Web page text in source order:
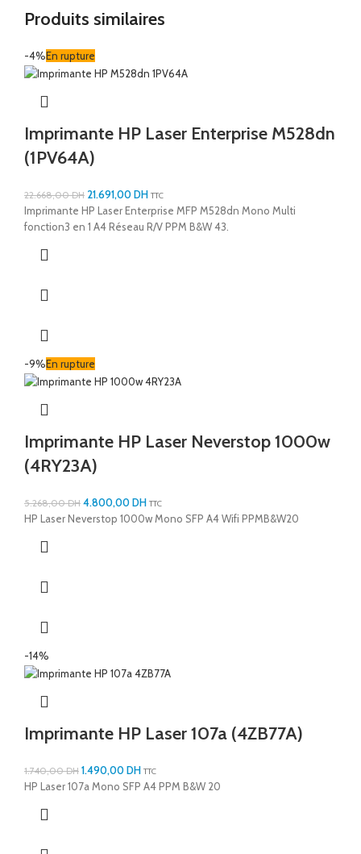
Produits similaires
-4%En rupture
Imprimante HP Laser Enterprise M528dn
(1PV64A)
22.668,00DH 21.691,00DH TTC
Imprimante HP Laser Enterprise MFP M528dn Mono Multi
fonction3 en 1 A4 Réseau R/V PPM B&W 43.
-9%En rupture
Imprimante HP Laser Neverstop 1000w
(4RY23A)
5.268,00DH 4.800,00DH TTC
HP Laser Neverstop 1000w Mono SFP A4 Wifi PPMB&W20
-14%
Imprimante HP Laser 107a (4ZB77A)
1.740,00DH 1.490,00DH TTC
HP Laser 107a Mono SFP A4 PPM B&W 20